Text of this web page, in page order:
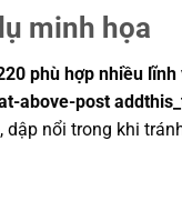
minh họa
phù hợp nhiều
above-post
nổi trong khi